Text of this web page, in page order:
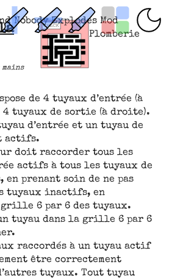
Nobody Explodes Mod
Plomberie
de 4 tuyaux d’entrée (à
4 tuyaux de sortie (à droite).
d’entrée et un tuyau de
actifs.
doit raccorder tous les
actifs à tous les tuyaux de
prenant soin de ne pas
tuyaux inactifs, en
6 par 6 des tuyaux.
tuyau dans la grille 6 par 6
raccordés à un tuyau actif
être correctement
tuyaux. Tout tuyau